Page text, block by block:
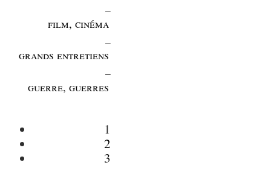
film, cinéma
grands entretiens
guerre, guerres
1
2
3